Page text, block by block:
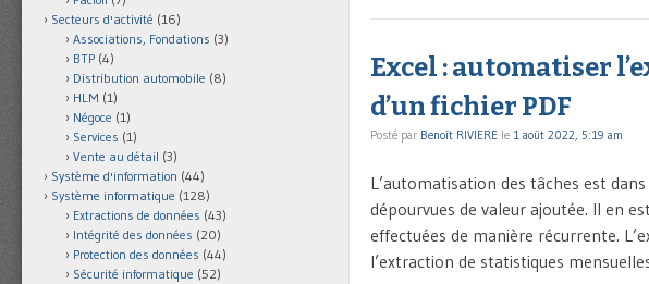
Excel : automatiser
d’un fichier PDF
Posté par Benoît RIVIERE le 1 août 2022, 5:19 am
L’automatisation des tâches est
dépourvues de valeur ajoutée. Il en
effectuées de manière récurrente.
l’extraction de statistiques
Secteurs d'activité (16)
Associations, Fondations (3)
BTP (4)
Distribution automobile (8)
HLM (1)
Négoce (1)
Services (1)
Vente au détail (3)
Système d'information (44)
Système informatique (128)
Extractions de données (43)
Intégrité des données (20)
Protection des données (44)
Sécurité informatique (52)